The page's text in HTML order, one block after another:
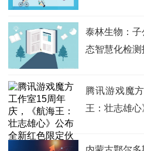
泰林生物：
态智慧化检
腾讯游戏魔
王：壮志雄